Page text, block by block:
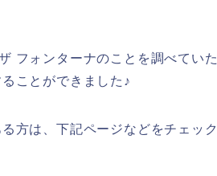
フォンターナのことを調べていた
ことができました♪
方は、下記ページなどをチェック